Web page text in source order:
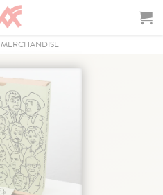
MERCHANDISE